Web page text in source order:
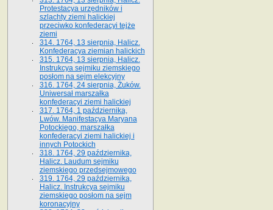
Protestacya urzędników i
szlachty ziemi halickiej
przeciwko konfederacyi tejże
ziemi
314. 1764, 13 sierpnia, Halicz.
Konfederacya ziemian halickich
315. 1764, 13 sierpnia, Halicz.
Instrukcya sejmiku ziemskiego
posłom na sejm elekcyjny
316. 1764, 24 sierpnia, Żuków.
Uniwersał marszałka
konfederacyi ziemi halickiej
317. 1764, 1 października,
Lwów. Manifestacya Maryana
Potockiego, marszałka
konfederacyi ziemi halickiej i
innych Potockich
318. 1764, 29 października,
Halicz. Laudum sejmiku
ziemskiego przedsejmowego
319. 1764, 29 października,
Halicz. Instrukcya sejmiku
ziemskiego posłom na sejm
koronacyjny